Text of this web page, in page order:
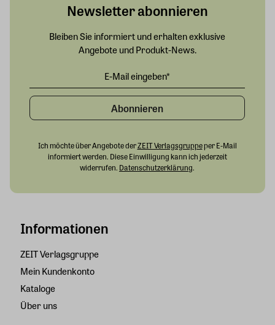
Informationen
ZEIT Verlagsgruppe
Mein Kundenkonto
Kataloge
Über uns
Newsletter abonnieren
Bleiben Sie informiert und erhalten exklusive
Angebote und Produkt-News.
Abonnieren
Ich möchte über Angebote derZEIT Verlagsgruppeper E-Mail
informiert werden. Diese Einwilligung kann ich jederzeit
widerrufen. Datenschutzerklärung.